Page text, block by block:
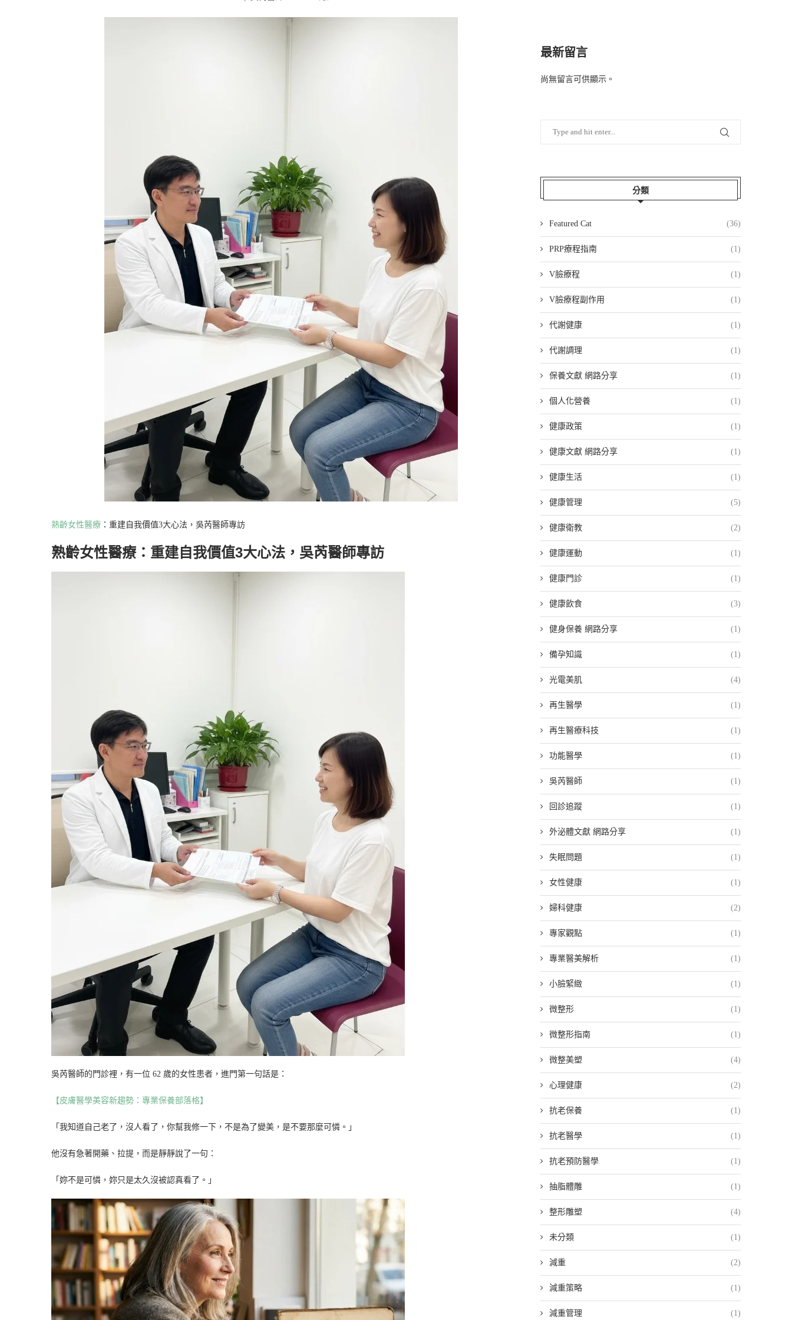
熟齡女性醫療 ：重建自我價值3大心法，吳芮醫師專訪
熟齡女性醫療：重建自我價值3大心法，吳芮醫師專訪
吳芮醫師的門診裡，有一位 62 歲的女性患者，進門第一句話是：
【皮膚醫學美容新趨勢：專業保養部落格】
「我知道自己老了，沒人看了，你幫我修一下，不是為了變美，是不要那麼可憐。」
他沒有急著開藥、拉提，而是靜靜說了一句：
「妳不是可憐，妳只是太久沒被認真看了。」
最新留言
尚無留言可供顯示。
分類
Featured Cat (36)
PRP療程指南 (1)
V臉療程 (1)
V臉療程副作用 (1)
代謝健康 (1)
代謝調理 (1)
保養文獻 網路分享 (1)
個人化營養 (1)
健康政策 (1)
健康文獻 網路分享 (1)
健康生活 (1)
健康管理 (5)
健康衛教 (2)
健康運動 (1)
健康門診 (1)
健康飲食 (3)
健身保養 網路分享 (1)
備孕知識 (1)
光電美肌 (4)
再生醫學 (1)
再生醫療科技 (1)
功能醫學 (1)
吳芮醫師 (1)
回診追蹤 (1)
外泌體文獻 網路分享 (1)
失眠問題 (1)
女性健康 (1)
婦科健康 (2)
專家觀點 (1)
專業醫美解析 (1)
小臉緊緻 (1)
微整形 (1)
微整形指南 (1)
微整美塑 (4)
心理健康 (2)
抗老保養 (1)
抗老醫學 (1)
抗老預防醫學 (1)
抽脂體雕 (1)
整形雕塑 (4)
未分類 (1)
減重 (2)
減重策略 (1)
減重管理 (1)